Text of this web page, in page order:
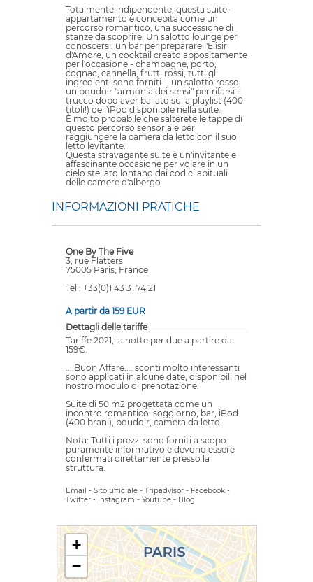
Totalmente indipendente, questa suite-
appartamento è concepita come un
percorso romantico, una successione di
stanze da scoprire. Un salotto lounge per
conoscersi, un bar per preparare l'Elisir
d'Amore, un cocktail creato appositamente
per l'occasione - champagne, porto,
cognac, cannella, frutti rossi, tutti gli
ingredienti sono forniti -, un salotto rosso,
un boudoir "armonia dei sensi" per rifarsi il
trucco dopo aver ballato sulla playlist (400
titoli!) dell'iPod disponibile nella suite.
È molto probabile che salterete le tappe di
questo percorso sensoriale per
raggiungere la camera da letto con il suo
letto levitante.
Questa stravagante suite è un'invitante e
affascinante occasione per volare in un
cielo stellato lontano dai codici abituali
delle camere d'albergo.
INFORMAZIONI PRATICHE
One By The Five
3, rue Flatters
75005 Paris, France
Tel : +33(0)1 43 31 74 21
A partir da 159 EUR
Dettagli delle tariffe
Tariffe 2021, la notte per due a partire da
159€.
..::Buon Affare::.. sconti molto interessanti
sono applicati in alcune date, disponibili nel
nostro modulo di prenotazione.
Suite di 50 m2 progettata come un
incontro romantico: soggiorno, bar, iPod
(400 brani), boudoir, camera da letto.
Nota: Tutti i prezzi sono forniti a scopo
puramente informativo e devono essere
confermati direttamente presso la
struttura.
Email - Sito ufficiale - Tripadvisor - Facebook -
Twitter - Instagram - Youtube - Blog
+
−